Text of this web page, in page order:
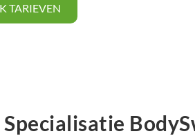
TARIEVEN
Specialisatie